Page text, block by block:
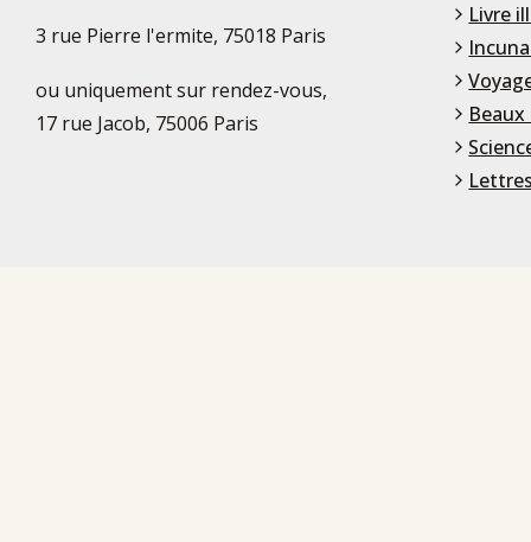
3 rue Pierre l'ermite, 75018 Paris
ou uniquement sur rendez-vous,
17 rue Jacob, 75006 Paris
Livre